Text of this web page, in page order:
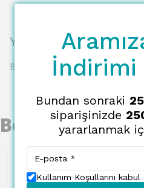
Yorumlar
Bu ürün için henüz yorum
Benzer Ürünler
İndirimi
Bundan sonraki
siparişinizde
yararlanmak
Kullanım Koşullarını